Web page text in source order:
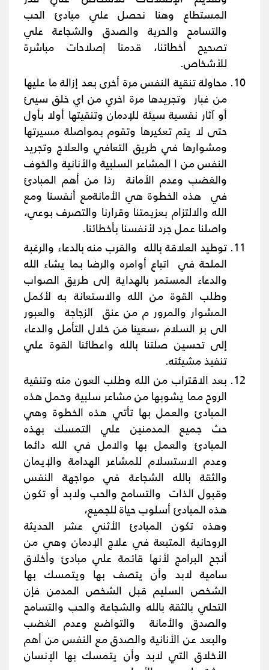
المستطاع وهنا نحصل علي مبادئ الحب
والتسامح والحرية والصدق والشجاعة علي
تصحيح أخطائنا، قدمنا إصلاحات مباشرة
للأشخاص.
محاولة تنقية النفس مرة أخرى بعد إزالة ما عليها
من غبار وتجريدها مرة اخري من اي خلق سيئ
أو آثار نفسية سيئة للإدمان وتنقيتها أولا بأول
حتى لا يتم تعكيرها وتقوم بمواصلة مسيرتها
ومشوارها في طريق التعافي والعلاج وتجريد
النفس من ا المشاعر السلبية والأنانية والخوف
والغضب وعدم الأمانة رذا من أهم المبادئ
في هذه الخطوة هي الأمانةمع أنفسنا ومع
الله والالتزام بعزيمتنا وقرارنا والتصرف بوعي،
واصلنا عمل جرد لأنفسنا بأخطائنا.
توطيد العلاقة بالله والقرب منه بالدعاء والرغبة
الملحة في اتباع أوامره والرضا بما يشاء الله
والدعاء المستمر بالهداية إلى طريق الصواب
وطلب القوة من الله والاستعانة به لأكمل
المشوار والمرور م من عنق الزجاجة والعبور
الى بر السلام ،سعينا من خلال التأمل والدعاء
إلى تحسين صلتنا بالله واعطائنا القوة علي
تنفيذ مشيئته.
بعد الاقتراب من الله وطلب العون منه وتنقية
الروح مما يشوبها من مشاعر سلبية وحمل هذه
المبادئ والعمل بها تأتي هذه الخطوة وهي
حث جميع المدمنين علي التمسك بهذه
المبادئ والعمل بها والامل في الله دائما
وعدم الاستسلام للمشاعر الهدامة والإيمان
والثقة بالله الشجاعة في مواجهة النفس
وقبول الذات والتسامح والحب ولابد أو تكون
هذه المبادئ أسلوب حياة للجميع،
وهذه تكون المبادئ الأثني عشر الحديثة
الروحانية المتبعة في علاج الإدمان وهي من
أنجح البرامج لأنها قائمة علي مبادئ وأخلاق
سامية لابد وأن يتصف بها ويتمسك بها
الشخص السليم قبل الشخص المدمن فإن
التحلي بالثقة بالله والشجاعة والحب والتسامح
والصدق والأمانة والتواضع وعدم الغضب
والبعد عن الأنانية والصدق مع النفس من أهم
الأخلاق التي لابد وأن يتمسك بها الإنسان